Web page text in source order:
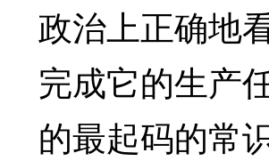
政治上正确地
完成它的生产
的最起码的常识